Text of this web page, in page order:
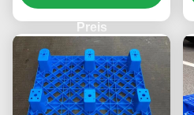
Wege-Eingang
Preis